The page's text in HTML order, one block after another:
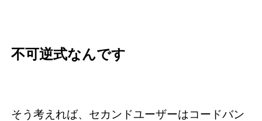
不可逆式なんです
そう考えれば、セカンドユーザーはコードバン